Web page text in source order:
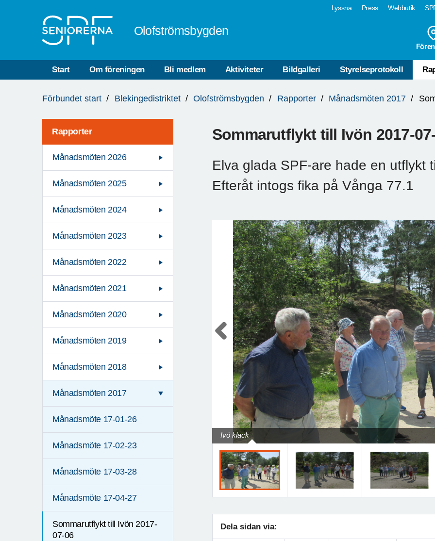
Lyssna Press Webbutik
Olofströmsbygden
Start Om föreningen Bli medlem Aktiviteter Bildgalleri Styrelseprotokoll
är
Förbundet start Blekingedistriktet Olofströmsbygden Rapporter Månadsmöten 2017
Rapporter
Månadsmöten 2026
Månadsmöten 2025
Månadsmöten 2024
Månadsmöten 2023
Månadsmöten 2022
Månadsmöten 2021
Månadsmöten 2020
Månadsmöten 2019
Månadsmöten 2018
Månadsmöten 2017
Månadsmöte 17-01-26
Månadsmöte 17-02-23
Månadsmöte 17-03-28
Månadsmöte 17-04-27
Sommarutflykt till Ivön 2017-
07-06
Sommarutflykt till Ivön 2017-
Elva glada SPF-are hade en utflykt
Efteråt intogs fika på Vånga 77.1
Ivö klack
Previous
Dela sidan via: